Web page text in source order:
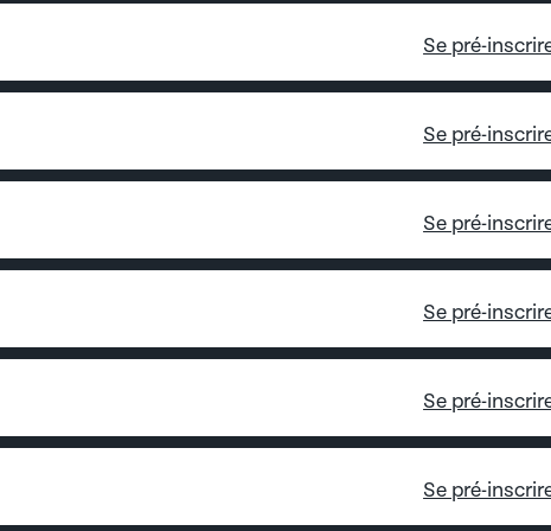
Se pré-
Se pré-
Se pré-
Se pré-
Se pré-
Se pré-